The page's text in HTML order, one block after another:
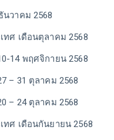
วาคม 2568
ทศ เดือนตุลาคม 2568
14 พฤศจิกายน 2568
– 31 ตุลาคม 2568
– 24 ตุลาคม 2568
ทศ เดือนกันยายน 2568